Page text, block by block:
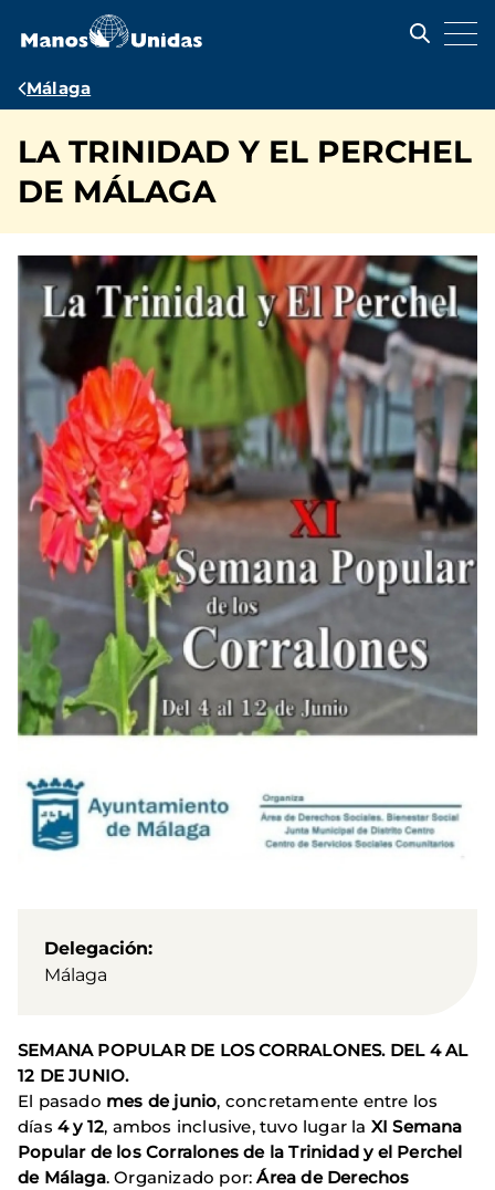
contenido
Ruta
navegación
Málaga
LA TRINIDAD Y EL PERCHEL
DE MÁLAGA
Delegación
Málaga
SEMANA POPULAR DE LOS CORRALONES. DEL 4 AL
12 DE JUNIO.
El pasado mes de junio, concretamente entre los
días 4 y 12, ambos inclusive, tuvo lugar la XI Semana
Popular de los Corralones de la Trinidad y el Perchel
de Málaga. Organizado por: Área de Derechos